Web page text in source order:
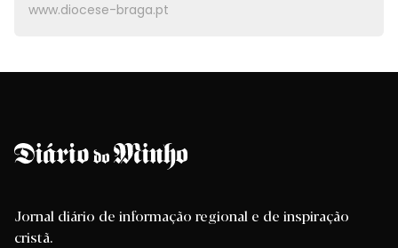
www.diocese-braga.pt
Jornal diário de informação regional e de inspiração
cristã.